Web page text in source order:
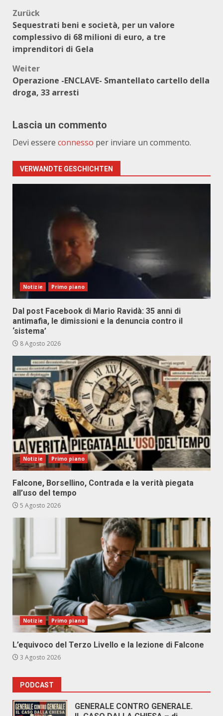
Beitragsnavigation
Zurück
Sequestrati beni e società, per un valore
complessivo di 68 milioni di euro, a tre
imprenditori di Gela
Weiter
Operazione -ENCLAVE- Smantellato cartello della
droga, 33 arresti
Lascia un commento
Devi essere connesso per inviare un commento.
VERWANDTE GESCHICHTEN
Notizie Primo piano
Dal post Facebook di Mario Ravidà: 35 anni di
antimafia, le dimissioni e la denuncia contro il
‘sistema’
8 Agosto 2026
Notizie Primo piano
Falcone, Borsellino, Contrada e la verità piegata
all’uso del tempo
5 Agosto 2026
Notizie Primo piano
L’equivoco del Terzo Livello e la lezione di Falcone
3 Agosto 2026
PODCAST
GENERALE CONTRO GENERALE.